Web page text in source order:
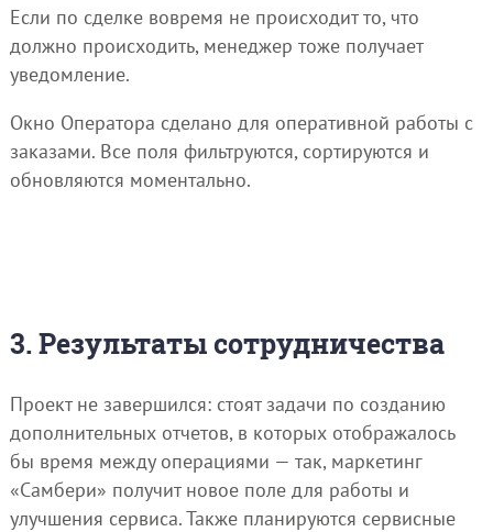
Если по сделке вовремя не происходит то, что
должно происходить, менеджер тоже получает
уведомление.
Окно Оператора сделано для оперативной работы с
заказами. Все поля фильтруются, сортируются и
обновляются моментально.
3. Результаты сотрудничества
Проект не завершился: стоят задачи по созданию
дополнительных отчетов, в которых отображалось
бы время между операциями — так, маркетинг
«Самбери» получит новое поле для работы и
улучшения сервиса. Также планируются сервисные